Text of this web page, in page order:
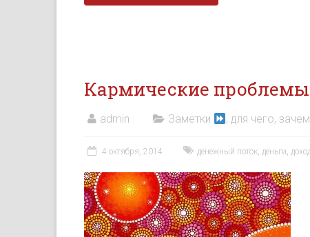
Кармические
admin Заметки , для чего,
4 октября, 2014 денежный поток, деньги,